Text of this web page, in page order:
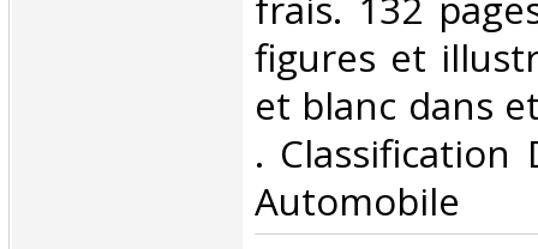
figures et
et blanc dans
. Classification
Automobile‎